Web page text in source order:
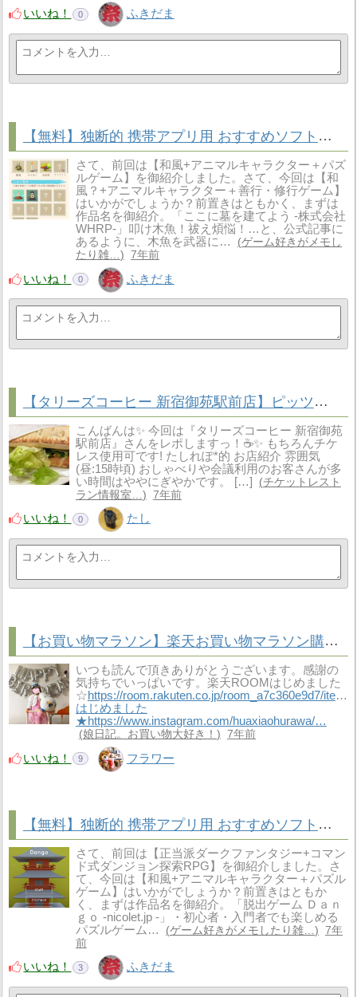
いいね！ 0 ふきだま
【無料】独断的 携帯アプリ用 おすすめソフト「ここに墓を建てよう」<br />
さて、前回は【和風+アニマルキャラクター＋パズ
ルゲーム】を御紹介しました。さて、今回は【和
風？+アニマルキャラクター＋善行・修行ゲーム】
はいかがでしょうか？前置きはともかく、まずは
作品名を御紹介。「ここに墓を建てよう -株式会社
WHRP-」叩け木魚！祓え煩悩！…と、公式記事に
あるように、木魚を武器に…
ゲーム好きがメモし
たり雑…
7年前
いいね！ 0 ふきだま
【タリーズコーヒー 新宿御苑駅前店】ピッツァ生地がもっちり食べごたえあり！居心地の良い店内でピッツァサラダをいただきます【チケットレストラン食事券 利用可！】
こんばんは✨ 今回は『タリーズコーヒー 新宿御苑
駅前店』さんをレポしますっ！☕✨ もちろんチケ
レス使用可です! たしれぽ*的 お店紹介 雰囲気
(昼:15時頃) おしゃべりや会議利用のお客さんが多
い時間はややにぎやかです。 […]
チケットレスト
ラン情報室…
7年前
いいね！ 0 たし
【お買い物マラソン】楽天お買い物マラソン購入術★11月4日20時スタート！☆フラワー購入予定品＆オススメ品★
いつも読んで頂きありがとうございます。感謝の
気持ちでいっぱいです。楽天ROOMはじめました
☆https://room.rakuten.co.jp/room_a7c360e9d7/
はじめました
★https://www.instagram.com/huaxiaohurawa/…
娘日記。お買い物大好き！ 7年前
いいね！ 9 フラワー
【無料】独断的 携帯アプリ用 おすすめソフト「Ｄａｎｇｏ」
さて、前回は【正当派ダークファンタジー+コマン
ド式ダンジョン探索RPG】を御紹介しました。さ
て、今回は【和風+アニマルキャラクター＋パズル
ゲーム】はいかがでしょうか？前置きはともか
く、まずは作品名を御紹介。「脱出ゲーム Ｄａｎ
ｇｏ -nicolet.jp -」・初心者・入門者でも楽しめる
パズルゲーム…
ゲーム好きがメモしたり雑…
7年
前
いいね！ 3 ふきだま